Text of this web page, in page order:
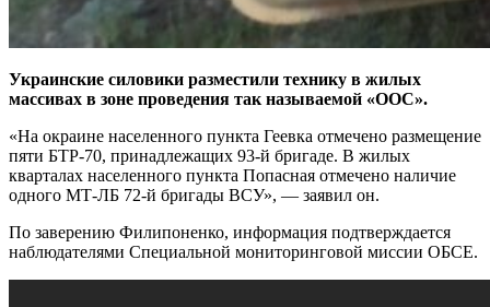
Украинские силовики разместили технику в жилых
массивах в зоне проведения так называемой «ООС».
«На окраине населенного пункта Геевка отмечено размещение
пяти БТР-70, принадлежащих 93-й бригаде. В жилых
кварталах населенного пункта Попасная отмечено наличие
одного МТ-ЛБ 72-й бригады ВСУ», — заявил он.
По заверению Филипоненко, информация подтверждается
наблюдателями Специальной мониторинговой миссии ОБСЕ.